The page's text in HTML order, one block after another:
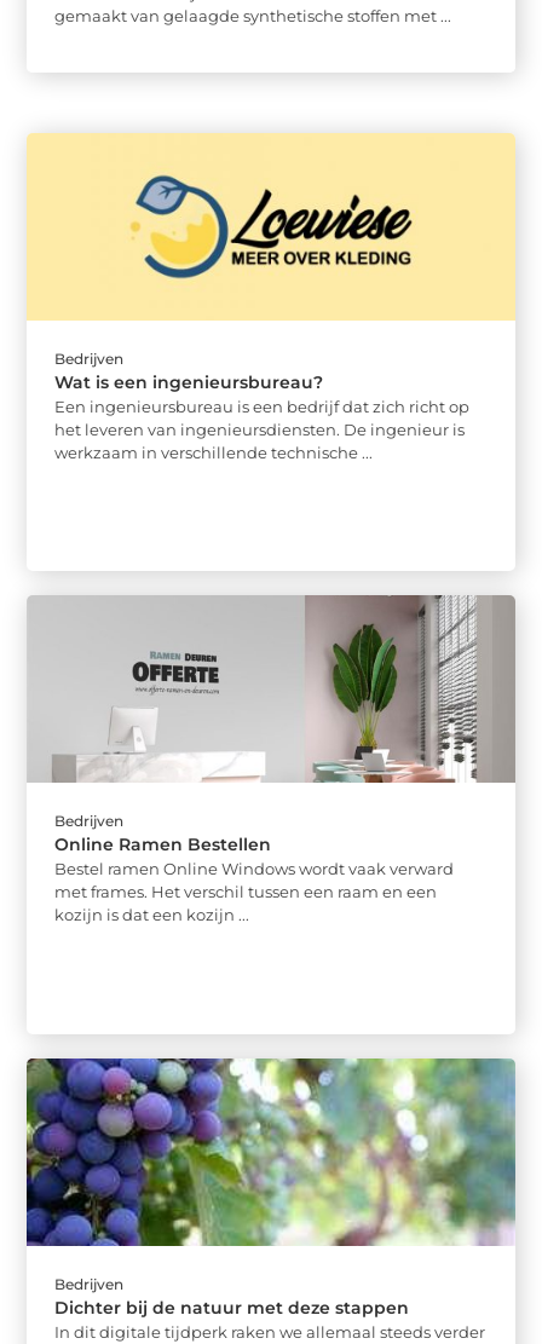
gemaakt van gelaagde synthetische stoffen met ...
Bedrijven
Wat is een ingenieursbureau?
Een ingenieursbureau is een bedrijf dat zich richt op
het leveren van ingenieursdiensten. De ingenieur is
werkzaam in verschillende technische ...
Bedrijven
Online Ramen Bestellen
Bestel ramen Online Windows wordt vaak verward
met frames. Het verschil tussen een raam en een
kozijn is dat een kozijn ...
Bedrijven
Dichter bij de natuur met deze stappen
In dit digitale tijdperk raken we allemaal steeds verder